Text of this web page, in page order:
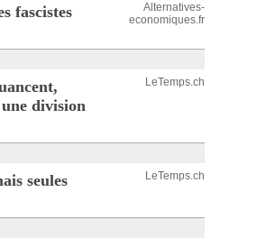
fascistes
Alternatives-
economiques.fr
division
LeTemps.ch
seules
LeTemps.ch